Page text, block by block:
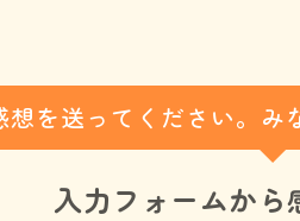
想を送ってください。
入力フォームから